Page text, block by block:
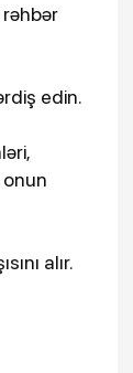
edin.
alır.